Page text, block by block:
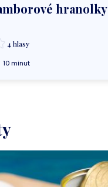
hranolky
4 hlasy
10 minut